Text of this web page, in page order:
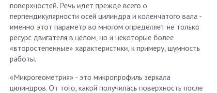
поверхностей. Речь идет прежде всего о
перпендикулярности осей цилиндра и коленчатого вала -
именно этот параметр во многом определяет не только
ресурс двигателя в целом, но и некоторые более
«второстепенные» характеристики, к примеру, шумность
работы.
«Микрогеометрия» - это микропрофиль зеркала
цилиндров. От того, какой получилась поверхность после